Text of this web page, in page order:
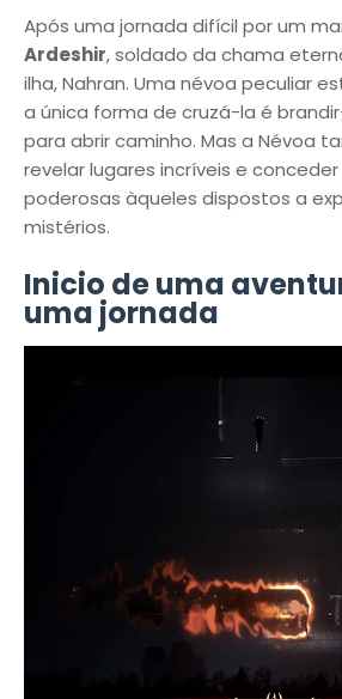
Após uma jornada difícil por um
Ardeshir, soldado da chama
ilha, Nahran. Uma névoa peculiar
a única forma de cruzá-la é
para abrir caminho. Mas a Névoa
revelar lugares incríveis e
poderosas àqueles dispostos a
mistérios.​
Inicio de uma
uma jornada